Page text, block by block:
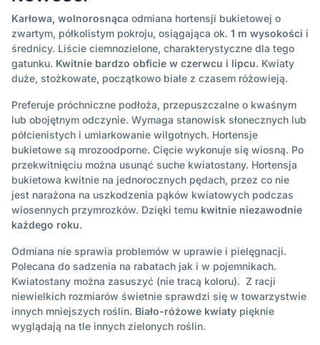
Karłowa, wolnorosnąca odmiana hortensji bukietowej o
zwartym, półkolistym pokroju, osiągająca ok. 1 m wysokości i
średnicy. Liście ciemnozielone, charakterystyczne dla tego
gatunku. Kwitnie bardzo obficie w czerwcu i lipcu. Kwiaty
duże, stożkowate, początkowo białe z czasem różowieją.
Preferuje próchniczne podłoża, przepuszczalne o kwaśnym
lub obojętnym odczynie. Wymaga stanowisk słonecznych lub
półcienistych i umiarkowanie wilgotnych. Hortensje
bukietowe są mrozoodporne. Cięcie wykonuje się wiosną. Po
przekwitnięciu można usunąć suche kwiatostany. Hortensja
bukietowa kwitnie na jednorocznych pędach, przez co nie
jest narażona na uszkodzenia pąków kwiatowych podczas
wiosennych przymrozków. Dzięki temu kwitnie niezawodnie
każdego roku.
Odmiana nie sprawia problemów w uprawie i pielęgnacji.
Polecana do sadzenia na rabatach jak i w pojemnikach.
Kwiatostany można zasuszyć (nie tracą koloru). Z racji
niewielkich rozmiarów świetnie sprawdzi się w towarzystwie
innych mniejszych roślin. Biało-różowe kwiaty pięknie
wyglądają na tle innych zielonych roślin.